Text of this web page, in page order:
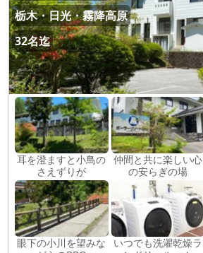
栃木・日光・霧降高原
32名迄
耳を澄ますと小鳥の
さえずりが
仲間と共に楽しい心
の安らぎの場
眼下の小川を望みな
いつでも洗濯乾燥ラ